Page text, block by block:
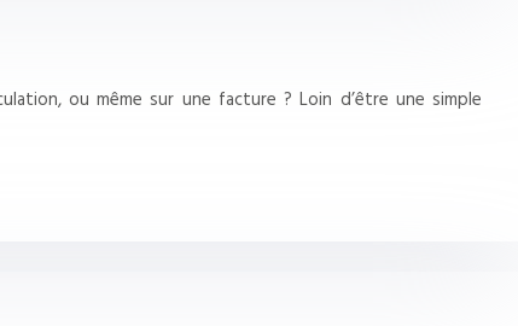
ou même sur une facture ? Loin d’être une simple